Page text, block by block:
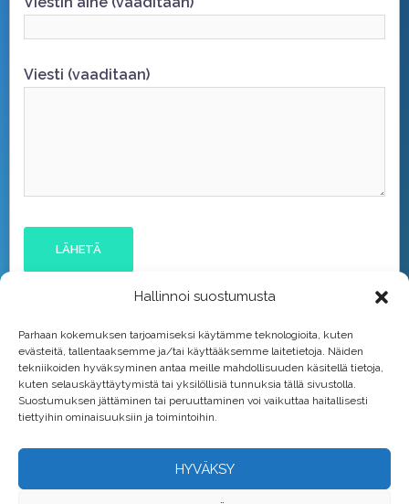
Hallinnoi suostumusta
Parhaan kokemuksen tarjoamiseksi käytämme teknologioita, kuten
evästeitä, tallentaaksemme ja/tai käyttääksemme laitetietoja. Näiden
tekniikoiden hyväksyminen antaa meille mahdollisuuden käsitellä tietoja,
kuten selauskäyttäytymistä tai yksilöllisiä tunnuksia tällä sivustolla.
Suostumuksen jättäminen tai peruuttaminen voi vaikuttaa haitallisesti
tiettyihin ominaisuuksiin ja toimintoihin.
HYVÄKSY
Viesti (vaaditaan)